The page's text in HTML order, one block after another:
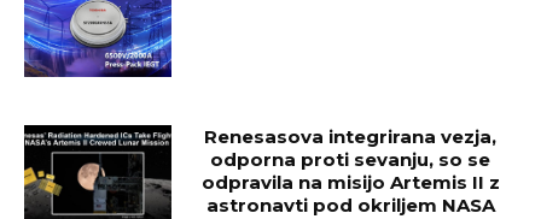
Renesasova integrirana vezja,
odporna proti sevanju, so se
odpravila na misijo Artemis II z
astronavti pod okriljem NASA